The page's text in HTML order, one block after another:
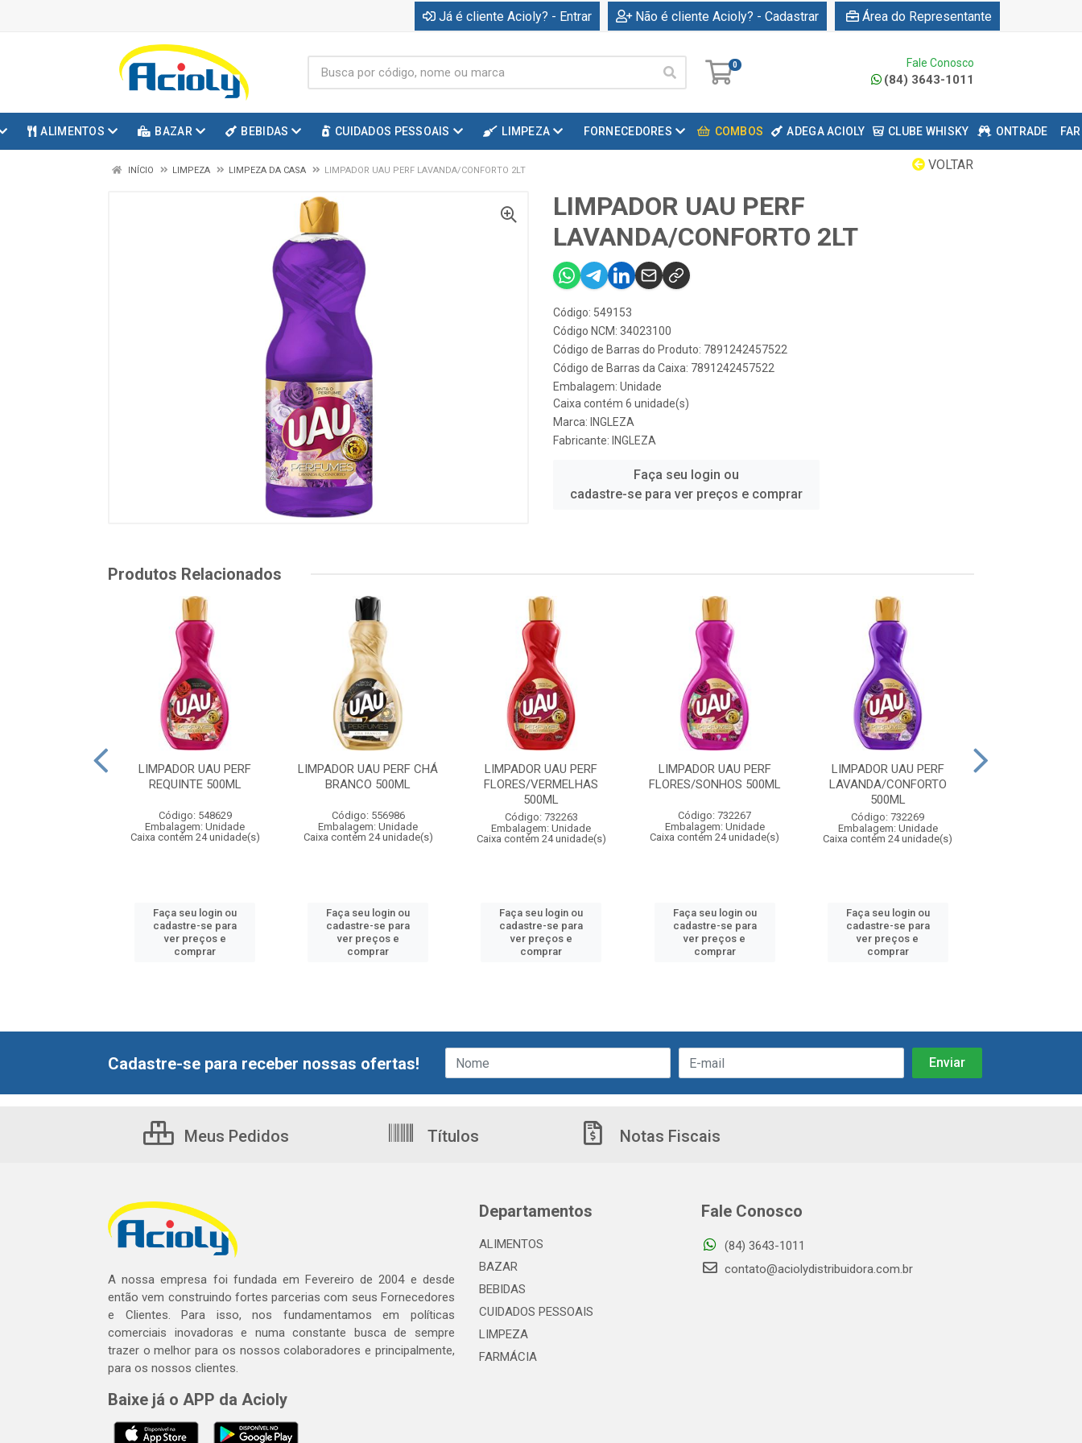
Já é cliente Acioly? - Entrar Não é cliente Acioly? - Cadastrar Área do Representante
0 Fale Conosco
(84) 3643-1011
ALIMENTOS BAZAR BEBIDAS CUIDADOS PESSOAIS LIMPEZA FORNECEDORES COMBOS ADEGA ACIOLY CLUBE WHISKY ONTRADE
VOLTAR
INÍCIO LIMPEZA LIMPEZA DA CASA LIMPADOR UAU PERF LAVANDA/CONFORTO 2LT
LIMPADOR UAU PERF
LAVANDA/CONFORTO 2LT
Código: 549153
Código NCM: 34023100
Código de Barras do Produto: 7891242457522
Código de Barras da Caixa: 7891242457522
Embalagem: Unidade
Caixa contém 6 unidade(s)
Marca: INGLEZA
Fabricante: INGLEZA
Faça seu login ou
cadastre-se para ver preços e comprar
Produtos Relacionados
LIMPADOR UAU PERF
REQUINTE 500ML
Código: 548629
Embalagem: Unidade
Caixa contém 24 unidade(s)
Faça seu login ou
cadastre-se para
ver preços e
comprar
LIMPADOR UAU PERF CHÁ
BRANCO 500ML
Código: 556986
Embalagem: Unidade
Caixa contém 24 unidade(s)
Faça seu login ou
cadastre-se para
ver preços e
comprar
LIMPADOR UAU PERF
FLORES/VERMELHAS
500ML
Código: 732263
Embalagem: Unidade
Caixa contém 24 unidade(s)
Faça seu login ou
cadastre-se para
ver preços e
comprar
LIMPADOR UAU PERF
FLORES/SONHOS 500ML
Código: 732267
Embalagem: Unidade
Caixa contém 24 unidade(s)
Faça seu login ou
cadastre-se para
ver preços e
comprar
LIMPADOR UAU PERF
LAVANDA/CONFORTO
500ML
Código: 732269
Embalagem: Unidade
Caixa contém 24 unidade(s)
Faça seu login ou
cadastre-se para
ver preços e
comprar
Cadastre-se para receber nossas ofertas!
Meus Pedidos Títulos Notas Fiscais
A nossa empresa foi fundada em Fevereiro de 2004 e desde
então vem construindo fortes parcerias com seus Fornecedores
e Clientes. Para isso, nos fundamentamos em políticas
comerciais inovadoras e numa constante busca de sempre
trazer o melhor para os nossos colaboradores e principalmente,
para os nossos clientes.
Baixe já o APP da Acioly
Departamentos
ALIMENTOS
BAZAR
BEBIDAS
CUIDADOS PESSOAIS
LIMPEZA
FARMÁCIA
Fale Conosco
(84) 3643-1011
contato@aciolydistribuidora.com.br